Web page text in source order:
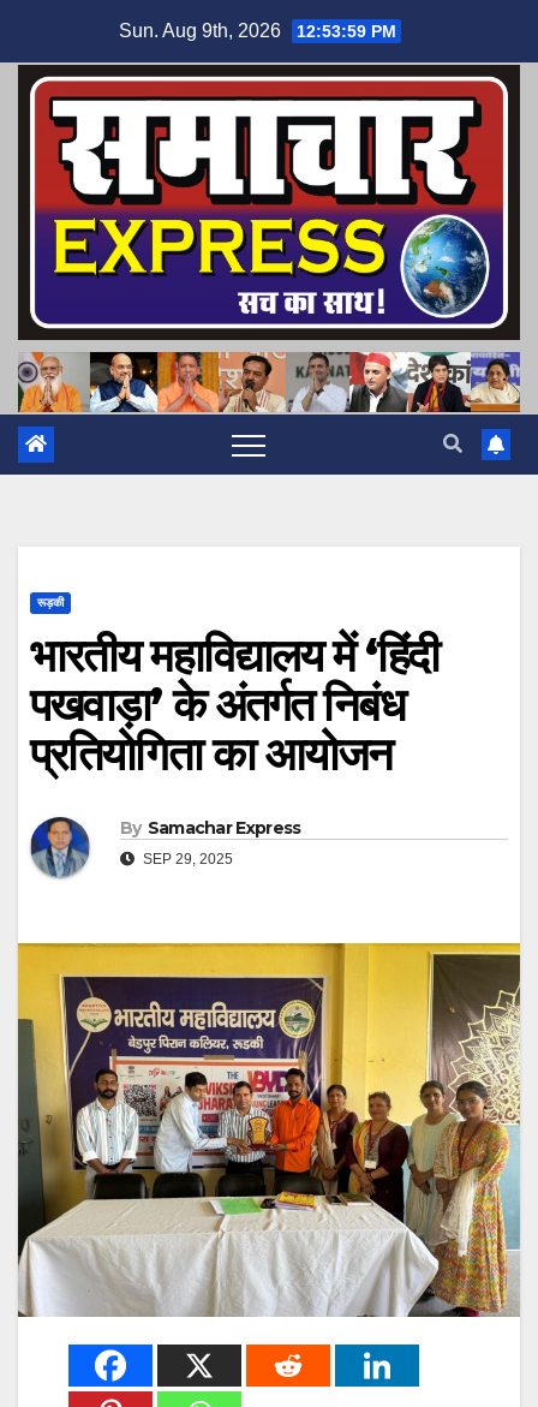
content
Sun. Aug 9th, 2026 12:54:00 PM
रूड़की
भारतीय महाविद्यालय में ‘हिंदी
पखवाड़ा’ के अंतर्गत निबंध
प्रतियोगिता का आयोजन
By Samachar Express
SEP 29, 2025